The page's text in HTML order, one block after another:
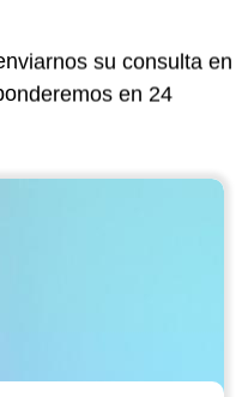
su consulta en
en 24